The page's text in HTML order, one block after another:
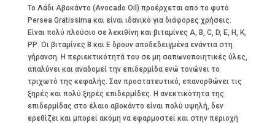
Το Λάδι Αβοκάντο (Αvocado Oil) προέρχεται από το φυτό
Persea Gratissima και είναι ιδανικό για διάφορες χρήσεις.
Είναι πολύ πλούσιο σε λεκιθίνη και βιταμίνες Α, Β, C, D, Ε, Η, Κ,
ΡΡ. Οι βιταμίνες Β και Ε δρουν αποδεδειγμένα ενάντια στη
γήρανση. Η περιεκτικότητά του σε μη σαπωνοποιητικές ύλες,
απαλύνει και αναδομεί την επιδερμίδα ενώ τονώνει το
τριχωτό της κεφαλής. Σαν προστατευτικό, επανορθώνει τις
ξηρές και πολύ ξηρές επιδερμίδες. Η ανεκτικότητα της
επιδερμίδας στο έλαιο αβοκάντο είναι πολύ υψηλή, δεν
ερεθίζει και μπορεί ακόμη να εφαρμοστεί και στην περιοχή